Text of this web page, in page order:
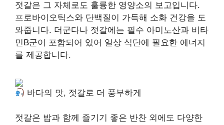
젓갈은 그 자체로도 훌륭한 영양소의 보고입니다.
프로바이오틱스와 단백질이 가득해 소화 건강을 도
와줍니다. 더군다나 젓갈에는 필수 아미노산과 비타
민B군이 포함되어 있어 일상 식단에 필요한 에너지
를 제공합니다.
바다의 맛, 젓갈로 더 풍부하게
젓갈은 밥과 함께 즐기기 좋은 반찬 외에도 다양한